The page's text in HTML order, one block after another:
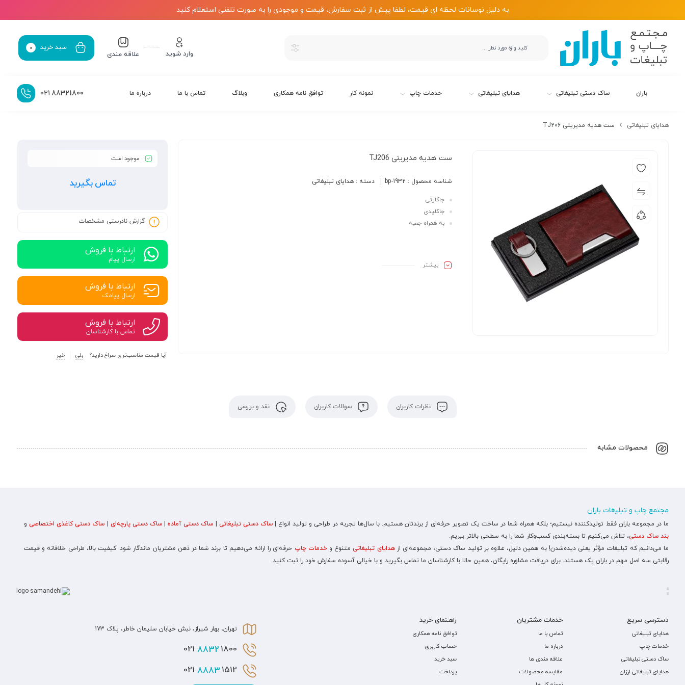
به دلیل نوسانات لحظه ای قیمت، لطفا پیش از ثبت سفارش، قیمت و موجودی را به صورت تلفنی استعلام کنید
وارد شوید علاقه مندی
سبد خرید 0
باران ساک دستی تبلیغاتی هدایای تبلیغاتی خدمات چاپ نمونه کار توافق نامه همکاری وبلاگ تماس با ما درباره ما 88321800
021
هدایای تبلیغاتی ست هدیه مدیریتی TJ206
ست هدیه مدیریتی TJ206
شناسه محصول : bp-1932 دسته : هدایای تبلیغاتی
جاکارتی
جاکلیدی
به همراه جعبه
بیشـتر
موجود است
تماس بگیرید
گزارش نادرستی مشخصات
ارتباط با فروش
ارسال پیام
ارتباط با فروش
ارسال پیامک
ارتباط با فروش
تماس با کارشناسان
آیا قیمت مناسب‌تری سراغ دارید؟ بلی خیر
نظرات کاربران سوالات کاربران نقد و بررسی
محصولات مشابه
مجتمع چاپ و تبلیغات باران
ما در مجموعه باران فقط تولیدکننده نیستیم؛ بلکه همراه شما در ساخت یک تصویر حرفه‌ای از برندتان هستیم. با سال‌ها تجربه در طراحی و تولید انواع |ساک دستی تبلیغاتی ساک دستی آماده|ساک دستی پارچه‌ای ساک دستی کاغذی اختصاصیو
بند ساک دستی، تلاش می‌کنیم تا بسته‌بندی کسب‌وکار شما را به سطحی بالاتر ببریم.
ما می‌دانیم که تبلیغات مؤثر یعنی دیده‌شدن! به همین دلیل، علاوه بر تولید ساک دستی، مجموعه‌ای ازهدایای تبلیغاتیمتنوع وخدمات چاپ حرفه‌ای را ارائه می‌دهیم تا برند شما در ذهن مشتریان ماندگار شود. کیفیت بالا، طراحی خلاقانه و قیمت
رقابتی سه اصل مهم در باران پک هستند. برای دریافت مشاوره رایگان، همین حالا با کارشناسان ما تماس بگیرید و با خیالی آسوده سفارش خود را ثبت کنید.
دسترسی سریع
هدایای تبلیغاتی
خدمات چاپ
ساک دستی تبلیغاتی
هدایای تبلیغاتی ارزان
خدمات مشتریان
تماس با ما
درباره ما
علاقه مندی ها
مقایسه محصولات
راهـنمای خرید
توافق نامه همکاری
حساب کاربری
سبد خرید
پرداخت
تهران، بهار شیراز، نبش خیابان سلیمان خاطر، پلاک 173
8832 1800 021
8883 1512 021